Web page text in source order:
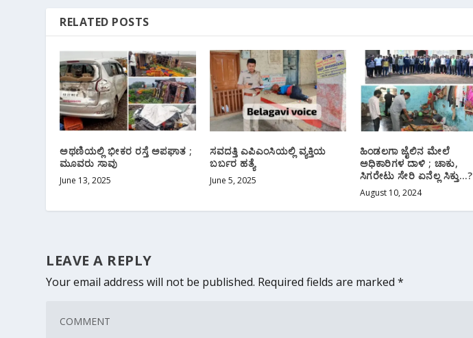
RELATED POSTS
ಅಥಣಿಯಲ್ಲಿ ಭೀಕರ ರಸ್ತೆ ಅಪಘಾತ ;
ಮೂವರು ಸಾವು
June 13, 2025
ಸವದತ್ತಿ ಎಪಿಎಂಸಿಯಲ್ಲಿ ವ್ಯಕ್ತಿಯ
ಬರ್ಬರ ಹತ್ಯೆ
June 5, 2025
ಹಿಂಡಲಗಾ ಜೈಲಿನ ಮೇಲೆ
ಅಧಿಕಾರಿಗಳ ದಾಳಿ ; ಚಾಕು,
ಸಿಗರೇಟು ಸೇರಿ ಏನೆಲ್ಲ ಸಿಕ್ತು…?
August 10, 2024
LEAVE A REPLY
Your email address will not be published. Required fields are marked*